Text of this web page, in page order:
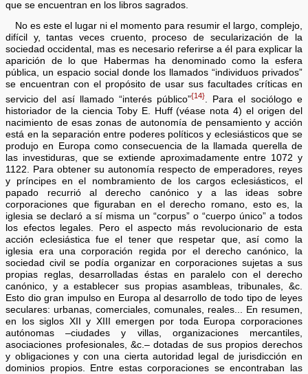
que se encuentran en los libros sagrados.
No es este el lugar ni el momento para resumir el largo, complejo,
difícil y, tantas veces cruento, proceso de secularización de la
sociedad occidental, mas es necesario referirse a él para explicar la
aparición de lo que Habermas ha denominado como la esfera
pública, un espacio social donde los llamados “individuos privados”
se encuentran con el propósito de usar sus facultades críticas en
servicio del así llamado “interés público”{14}
. Para el sociólogo e
historiador de la ciencia Toby E. Huff (véase nota 4) el origen del
nacimiento de esas zonas de autonomía de pensamiento y acción
está en la separación entre poderes políticos y eclesiásticos que se
produjo en Europa como consecuencia de la llamada querella de
las investiduras, que se extiende aproximadamente entre 1072 y
1122. Para obtener su autonomía respecto de emperadores, reyes
y príncipes en el nombramiento de los cargos eclesiásticos, el
papado recurrió al derecho canónico y a las ideas sobre
corporaciones que figuraban en el derecho romano, esto es, la
iglesia se declaró a sí misma un “corpus” o “cuerpo único” a todos
los efectos legales. Pero el aspecto más revolucionario de esta
acción eclesiástica fue el tener que respetar que, así como la
iglesia era una corporación regida por el derecho canónico, la
sociedad civil se podía organizar en corporaciones sujetas a sus
propias reglas, desarrolladas éstas en paralelo con el derecho
canónico, y a establecer sus propias asambleas, tribunales, &c.
Esto dio gran impulso en Europa al desarrollo de todo tipo de leyes
seculares: urbanas, comerciales, comunales, reales... En resumen,
en los siglos XII y XIII emergen por toda Europa corporaciones
autónomas –ciudades y villas, organizaciones mercantiles,
asociaciones profesionales, &c.– dotadas de sus propios derechos
y obligaciones y con una cierta autoridad legal de jurisdicción en
dominios propios. Entre estas corporaciones se encontraban las